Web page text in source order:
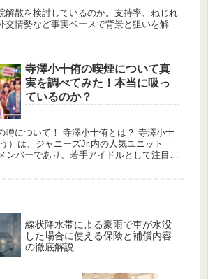
解散を検討しているのか。支持率、ねじれ
交情勢など事実ベースで背景と狙いを解
寺澤小十侑の喫煙について真
実を調べてみた！本当に吸っ
ているのか？
噂について！ 寺澤小十侑とは？ 寺澤小十
）は、ジャニーズJr.内の人気ユニット
ンバーであり、若手アイドルとして注目を
線状降水帯による豪雨で車が水没
した場合に使える保険と補償内容
の徹底解説